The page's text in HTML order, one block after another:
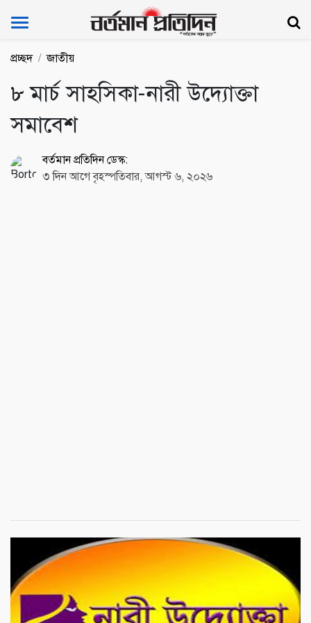
Bartoman Protidin
প্রচ্ছদ জাতীয়
৮ মার্চ সাহসিকা-নারী উদ্যোক্তা
সমাবেশ
বর্তমান প্রতিদিন ডেস্ক:
৩ দিন আগে বৃহস্পতিবার, আগস্ট ৬, ২০২৬